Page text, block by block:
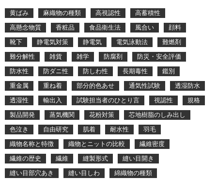
黄ばみ 麻織物の種類 高視認性
高蓄積性
高懸念物質
香粧品 食品衛生法 風合い
顔料
靴下
静電気対策 静電気 電気泳動法
難燃剤
難分解性
雑貨 雑学 防腐剤
防災・安全評価
防水性
防ダニ性 防しわ性 長期毒性
鑑別
重金属
重ね着 部分的色あせ 通気性試験
透湿防水
透湿性
輸出入 試験担当者のひとり言 視認性
規格
製品開発
蒸気機関 花粉対策
芯地樹脂のしみ出し
色泣き
自由研究 肌着 耐水性
羽毛
織物名称と特徴
織物とニットの比較
繊維密度
繊維の歴史
繊維 縫製形式
縫い目開き
縫い目部穴あき
縫い目しわ
綿織物の種類